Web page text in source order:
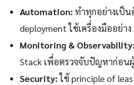
Automation: ทำทุกอย่างเป็
deployment ใช้เครื่องมืออย่า
Monitoring & Observability:
Stack เพื่อตรวจจับปัญหาก่อน
Security:ใช้ principle of